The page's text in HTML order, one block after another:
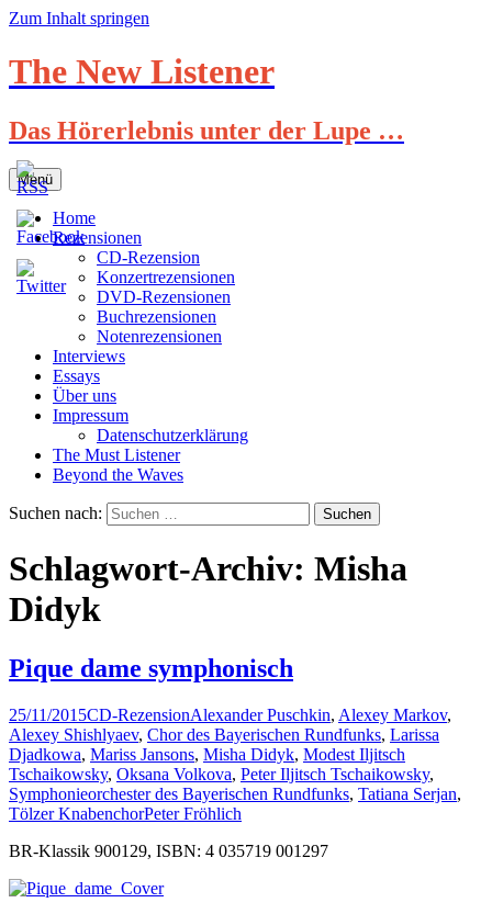
Zum Inhalt springen
The New Listener
Das Hörerlebnis unter der Lupe …
Menü
Home
Rezensionen
CD-Rezension
Konzertrezensionen
DVD-Rezensionen
Buchrezensionen
Notenrezensionen
Interviews
Essays
Über uns
Impressum
Datenschutzerklärung
The Must Listener
Beyond the Waves
Suchen nach:
Schlagwort-Archiv: Misha
Didyk
Pique dame symphonisch
25/11/2015CD-RezensionAlexander Puschkin, Alexey Markov,
Alexey Shishlyaev, Chor des Bayerischen Rundfunks, Larissa
Djadkowa, Mariss Jansons, Misha Didyk, Modest Iljitsch
Tschaikowsky, Oksana Volkova, Peter Iljitsch Tschaikowsky,
Symphonieorchester des Bayerischen Rundfunks, Tatiana Serjan,
Tölzer KnabenchorPeter Fröhlich
BR-Klassik 900129, ISBN: 4 035719 001297